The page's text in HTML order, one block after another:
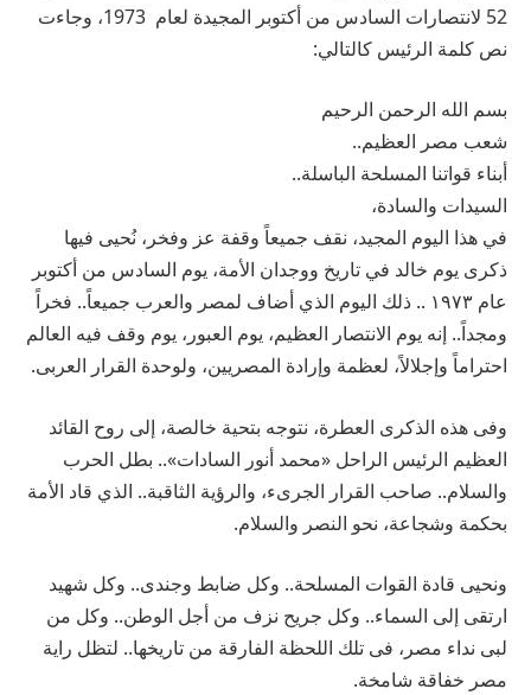
52 لانتصارات السادس من أكتوبر المجيدة لعام 1973، وجاءت
نص كلمة الرئيس كالتالي:
بسم الله الرحمن الرحيم
شعب مصر العظيم..
أبناء قواتنا المسلحة الباسلة..
السيدات والسادة،
في هذا اليوم المجيد، نقف جميعاً وقفة عز وفخر، نُحيى فيها
ذكرى يوم خالد في تاريخ ووجدان الأمة، يوم السادس من أكتوبر
عام ١٩٧٣ .. ذلك اليوم الذي أضاف لمصر والعرب جميعاً.. فخراً
ومجداً.. إنه يوم الانتصار العظيم، يوم العبور، يوم وقف فيه العالم
احتراماً وإجلالاً، لعظمة وإرادة المصريين، ولوحدة القرار العربى.
وفى هذه الذكرى العطرة، نتوجه بتحية خالصة، إلى روح القائد
العظيم الرئيس الراحل «محمد أنور السادات».. بطل الحرب
والسلام.. صاحب القرار الجرىء، والرؤية الثاقبة.. الذي قاد الأمة
بحكمة وشجاعة، نحو النصر والسلام.
ونحيى قادة القوات المسلحة.. وكل ضابط وجندى.. وكل شهيد
ارتقى إلى السماء.. وكل جريح نزف من أجل الوطن.. وكل من
لبى نداء مصر، فى تلك اللحظة الفارقة من تاريخها.. لتظل راية
مصر خفاقة شامخة.